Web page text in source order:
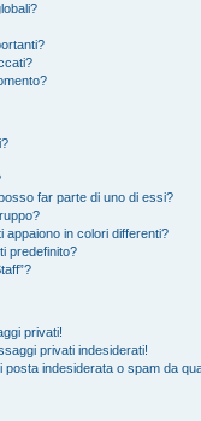
far parte di uno di essi?
appaiono in colori differenti?
predefinito?
privati!
privati indesiderati!
indesiderata o spam da